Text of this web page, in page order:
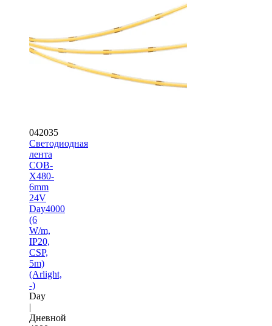
042035
Светодиодная
лента
COB-
X480-
6mm
24V
Day4000
(6
W/m,
IP20,
CSP,
5m)
(Arlight,
-)
Day
|
Дневной